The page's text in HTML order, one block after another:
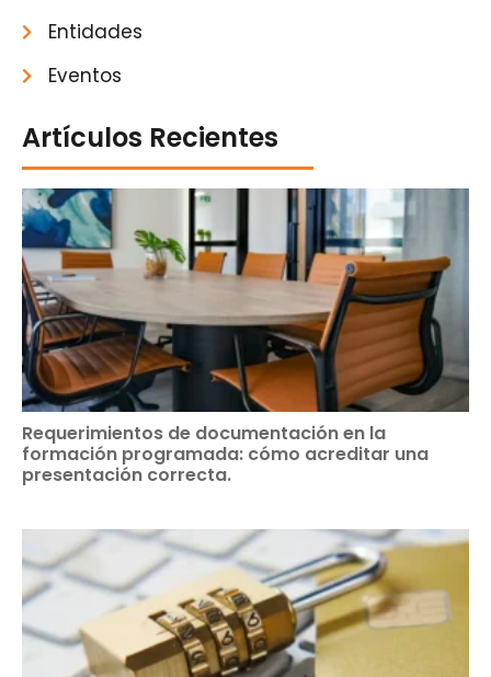
Artículos Recientes
Requerimientos de documentación en la
formación programada: cómo acreditar una
presentación correcta.
Entidades
Eventos